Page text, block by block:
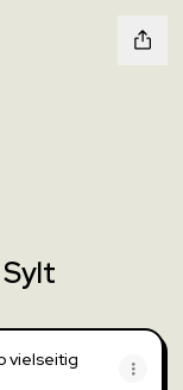
vielseitig